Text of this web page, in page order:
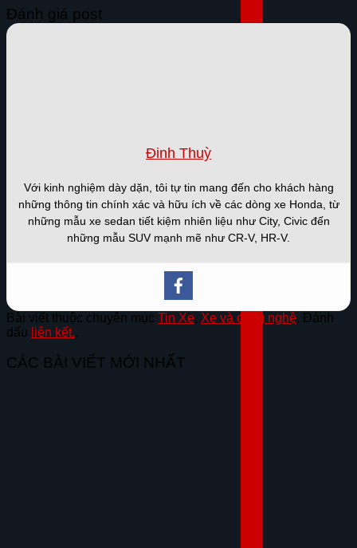
Đánh giá post
Đinh Thuỳ
Với kinh nghiệm dày dặn, tôi tự tin mang đến cho khách hàng
những thông tin chính xác và hữu ích về các dòng xe Honda, từ
những mẫu xe sedan tiết kiệm nhiên liệu như City, Civic đến
những mẫu SUV mạnh mẽ như CR-V, HR-V.
Bài viết thuộc chuyên mục Tin Xe, Xe và công nghệ. Đánh
dấu liên kết..
CÁC BÀI VIẾT MỚI NHẤT